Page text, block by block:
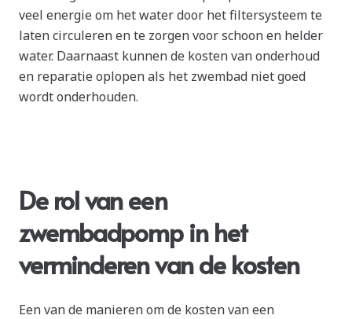
veel energie om het water door het filtersysteem te
laten circuleren en te zorgen voor schoon en helder
water. Daarnaast kunnen de kosten van onderhoud
en reparatie oplopen als het zwembad niet goed
wordt onderhouden.
De rol van een
zwembadpomp in het
verminderen van de kosten
Een van de manieren om de kosten van een